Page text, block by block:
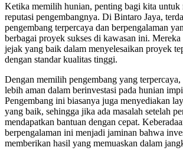
Ketika memilih hunian, penting bagi kita untuk
reputasi pengembangnya. Di Bintaro Jaya,
pengembang terpercaya dan berpengalaman
berbagai proyek sukses di kawasan ini.
jejak yang baik dalam menyelesaikan proyek
dengan standar kualitas tinggi.
Dengan memilih pengembang yang terpercaya,
lebih aman dalam berinvestasi pada hunian
Pengembang ini biasanya juga menyediakan
yang baik, sehingga jika ada masalah setelah
mendapatkan bantuan dengan cepat.
berpengalaman ini menjadi jaminan bahwa
memberikan hasil yang memuaskan dalam